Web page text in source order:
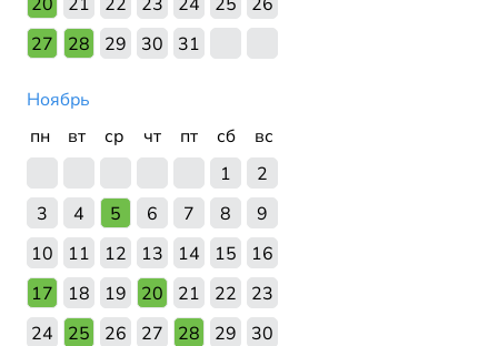
27
28 29 30 31
Ноябрь
пн
вт ср чт пт сб
вс
1
2
3
4 5 6 7 8
9
10
11 12 13 14 15
16
17
18 19 20 21 22
23
24
25 26 27 28 29 30